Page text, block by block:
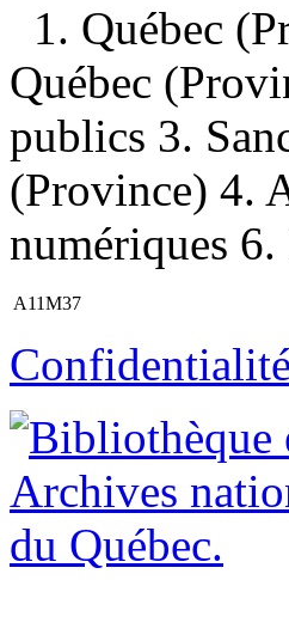
1. Québec
Québec
publics 3.
(Province) 4.
numériques
A11M37
Confidentialité